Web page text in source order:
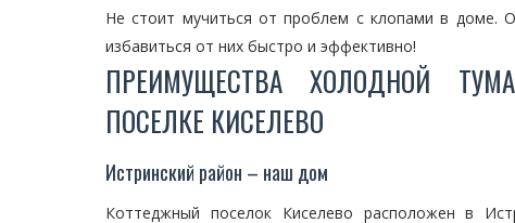
Не стоит мучиться от проблем с клопами в
избавиться от них быстро и эффективно!
ПРЕИМУЩЕСТВА ХОЛОДНОЙ
ПОСЕЛКЕ КИСЕЛЕВО
Истринский район – наш дом
Коттеджный поселок Киселево расположен в